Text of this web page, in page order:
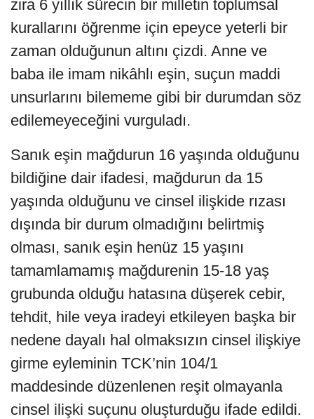
zira 6 yıllık sürecin bir milletin toplumsal
kurallarını öğrenme için epeyce yeterli bir
zaman olduğunun altını çizdi. Anne ve
baba ile imam nikâhlı eşin, suçun maddi
unsurlarını bilememe gibi bir durumdan söz
edilemeyeceğini vurguladı.
Sanık eşin mağdurun 16 yaşında olduğunu
bildiğine dair ifadesi, mağdurun da 15
yaşında olduğunu ve cinsel ilişkide rızası
dışında bir durum olmadığını belirtmiş
olması, sanık eşin henüz 15 yaşını
tamamlamamış mağdurenin 15-18 yaş
grubunda olduğu hatasına düşerek cebir,
tehdit, hile veya iradeyi etkileyen başka bir
nedene dayalı hal olmaksızın cinsel ilişkiye
girme eyleminin TCK’nin 104/1
maddesinde düzenlenen reşit olmayanla
cinsel ilişki suçunu oluşturduğu ifade edildi.